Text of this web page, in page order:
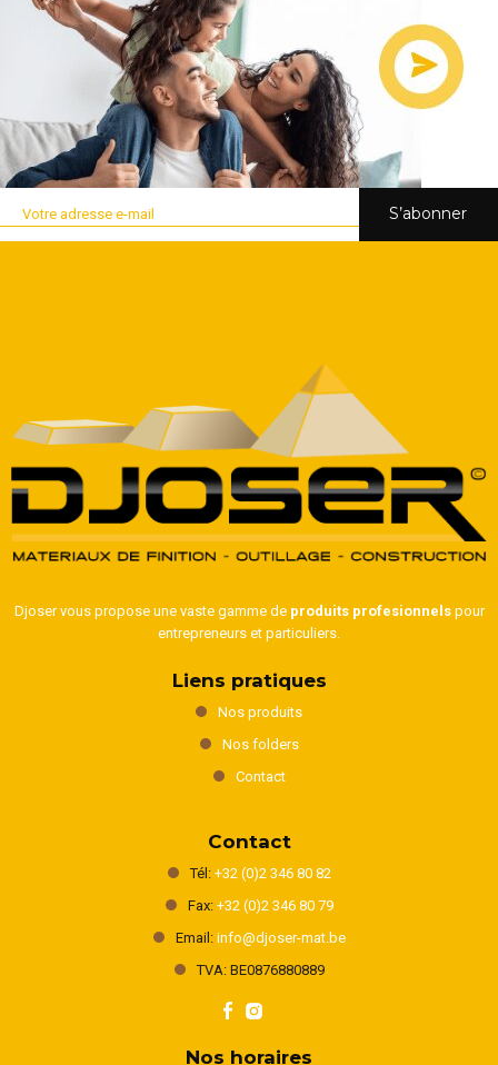
S’abonner
Djoser vous propose une vaste gamme de produits profesionnelspour
entrepreneurs et particuliers.
Liens pratiques
Nos produits
Nos folders
Contact
Contact
Tél: +32 (0)2 346 80 82
Fax: +32 (0)2 346 80 79
Email: info@djoser-mat.be
TVA: BE0876880889
Nos horaires